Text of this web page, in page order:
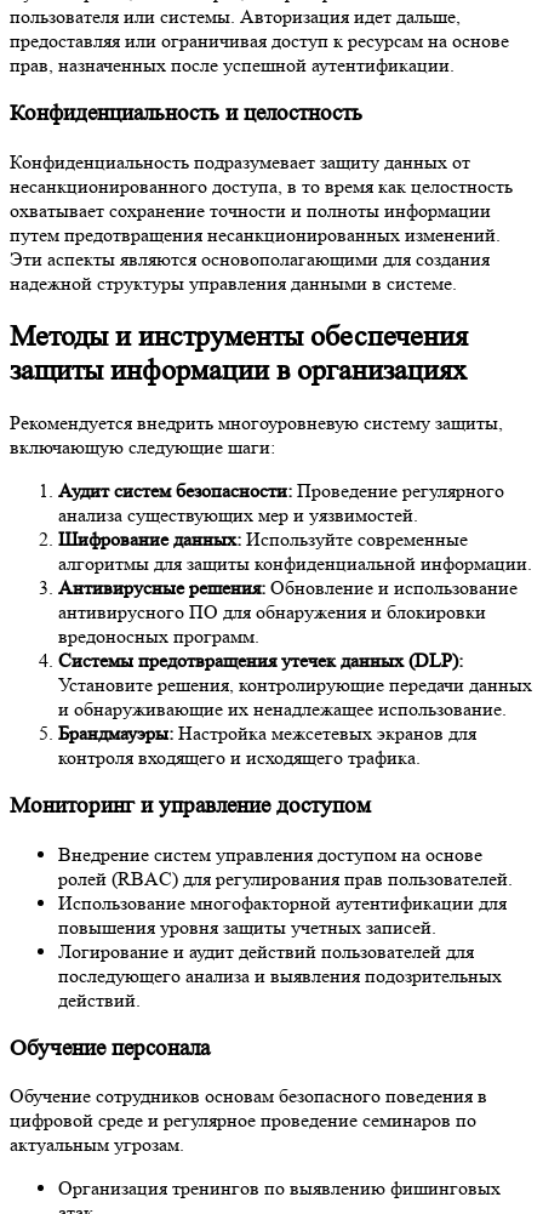
пользователя или системы. Авторизация идет дальше,
предоставляя или ограничивая доступ к ресурсам на основе
прав, назначенных после успешной аутентификации.
Конфиденциальность и целостность
Конфиденциальность подразумевает защиту данных от
несанкционированного доступа, в то время как целостность
охватывает сохранение точности и полноты информации
путем предотвращения несанкционированных изменений.
Эти аспекты являются основополагающими для создания
надежной структуры управления данными в системе.
Методы и инструменты обеспечения
защиты информации в организациях
Рекомендуется внедрить многоуровневую систему защиты,
включающую следующие шаги:
Аудит систем безопасности: Проведение регулярного
анализа существующих мер и уязвимостей.
Шифрование данных: Используйте современные
алгоритмы для защиты конфиденциальной информации.
Антивирусные решения: Обновление и использование
антивирусного ПО для обнаружения и блокировки
вредоносных программ.
Системы предотвращения утечек данных (DLP):
Установите решения, контролирующие передачи данных
и обнаруживающие их ненадлежащее использование.
Брандмауэры: Настройка межсетевых экранов для
контроля входящего и исходящего трафика.
Мониторинг и управление доступом
Внедрение систем управления доступом на основе
ролей (RBAC) для регулирования прав пользователей.
Использование многофакторной аутентификации для
повышения уровня защиты учетных записей.
Логирование и аудит действий пользователей для
последующего анализа и выявления подозрительных
действий.
Обучение персонала
Обучение сотрудников основам безопасного поведения в
цифровой среде и регулярное проведение семинаров по
актуальным угрозам.
Организация тренингов по выявлению фишинговых